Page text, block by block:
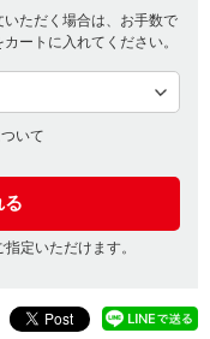
ただく場合は、お手数で
ートに入れてください。
いて
定いただけます。